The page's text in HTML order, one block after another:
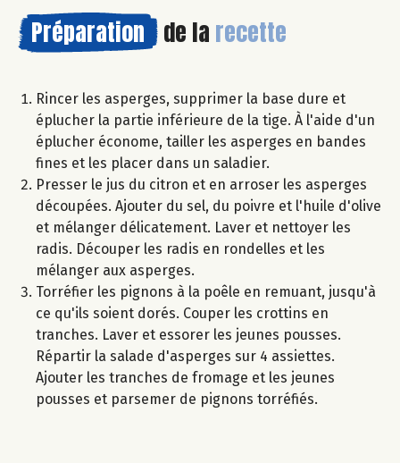
Préparation de la recette
Rincer les asperges, supprimer la base dure et
éplucher la partie inférieure de la tige. À l'aide d'un
éplucher économe, tailler les asperges en bandes
fines et les placer dans un saladier.
Presser le jus du citron et en arroser les asperges
découpées. Ajouter du sel, du poivre et l'huile d'olive
et mélanger délicatement. Laver et nettoyer les
radis. Découper les radis en rondelles et les
mélanger aux asperges.
Torréfier les pignons à la poêle en remuant, jusqu'à
ce qu'ils soient dorés. Couper les crottins en
tranches. Laver et essorer les jeunes pousses.
Répartir la salade d'asperges sur 4 assiettes.
Ajouter les tranches de fromage et les jeunes
pousses et parsemer de pignons torréfiés.